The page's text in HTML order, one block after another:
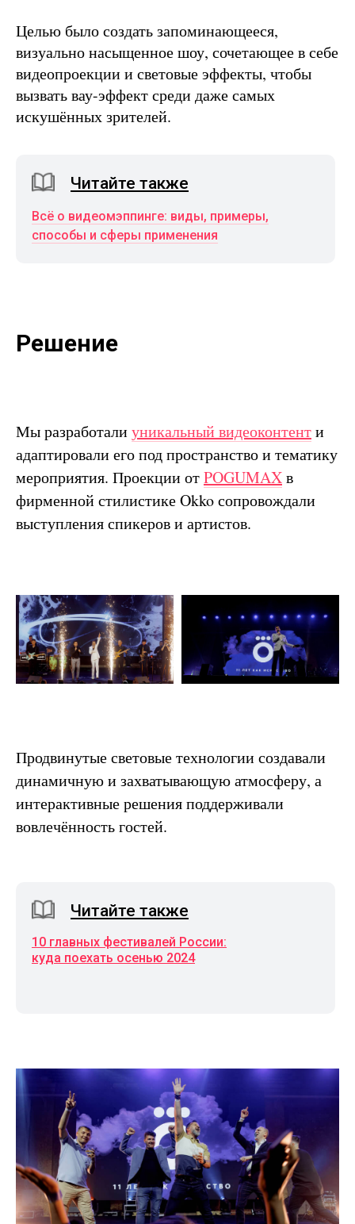
Целью было создать запоминающееся,
визуально насыщенное шоу, сочетающее в себе
видеопроекции и световые эффекты, чтобы
вызвать вау-эффект среди даже самых
искушённых зрителей.
Читайте также
Всё о видеомэппинге: виды, примеры,
способы и сферы применения
Решение
Мы разработалиуникальный видеоконтенти
адаптировали его под пространство и тематику
мероприятия. Проекции отPOGUMAXв
фирменной стилистике Okko сопровождали
выступления спикеров и артистов.
Продвинутые световые технологии создавали
динамичную и захватывающую атмосферу, а
интерактивные решения поддерживали
вовлечённость гостей.
Читайте также
10 главных фестивалей России:
куда поехать осенью 2024